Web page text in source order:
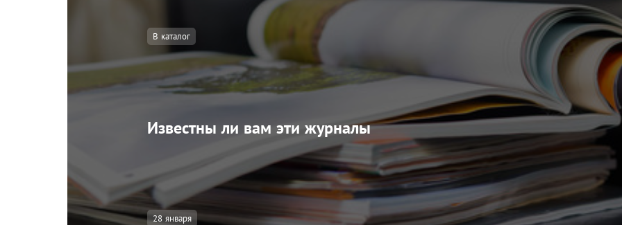
В каталог
Известны ли вам эти журналы
28 января